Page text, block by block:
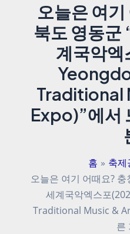
오늘은 여
북도 영동군
계국악
Traditional
Expo)”에서
홈
축
오늘은 여기 어때요?
세계국악엑스포
Traditional Music &
른